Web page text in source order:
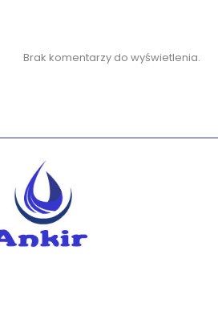
Brak komentarzy do wyświetlenia.